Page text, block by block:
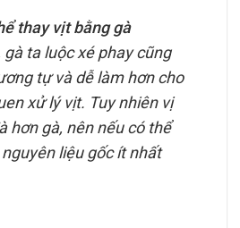
thay vịt bằng gà
ta luộc xé phay cũng
tự và dễ làm hơn cho
xử lý vịt. Tuy nhiên vị
hơn gà, nên nếu có thể
liệu gốc ít nhất